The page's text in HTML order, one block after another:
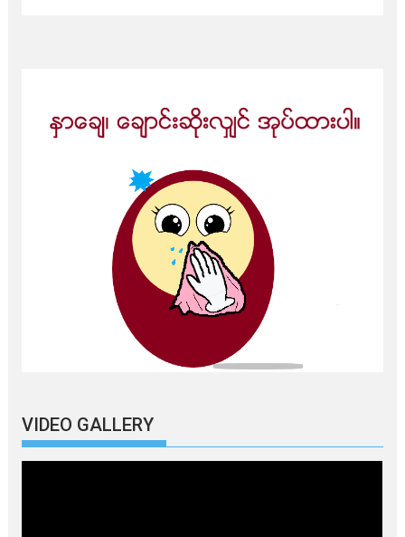
VIDEO GALLERY